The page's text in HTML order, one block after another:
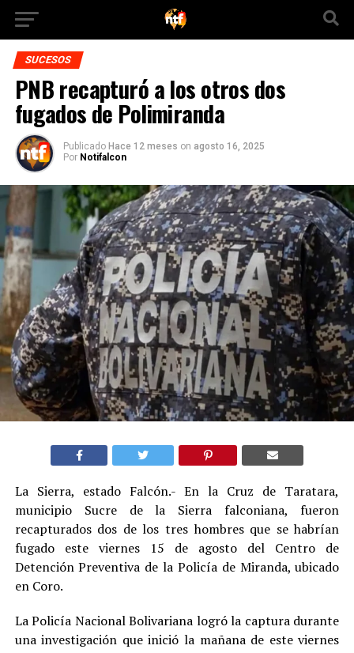
SUCESOS
PNB recapturó a los otros dos
fugados de Polimiranda
Publicado Hace 12 meses on agosto 16, 2025
Por Notifalcon
La Sierra, estado Falcón.- En la Cruz de Taratara,
municipio Sucre de la Sierra falconiana, fueron
recapturados dos de los tres hombres que se habrían
fugado este viernes 15 de agosto del Centro de
Detención Preventiva de la Policía de Miranda, ubicado
en Coro.
La Policía Nacional Bolivariana logró la captura durante
una investigación que inició la mañana de este viernes